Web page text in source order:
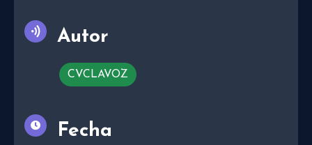
Autor
CVCLAVOZ
Fecha